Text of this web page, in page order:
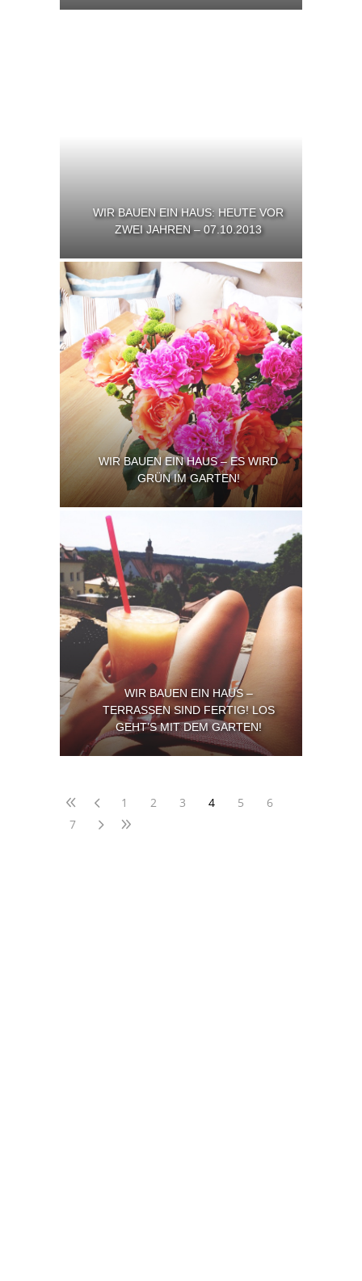
WIR BAUEN EIN HAUS: HEUTE VOR
ZWEI JAHREN – 07.10.2013
WIR BAUEN EIN HAUS – ES WIRD
GRÜN IM GARTEN!
WIR BAUEN EIN HAUS –
TERRASSEN SIND FERTIG! LOS
GEHT’S MIT DEM GARTEN!
1 2 3 4 5
6
7